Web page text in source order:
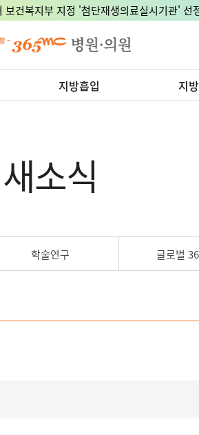
건복지부 지정 '첨단재생의료실시기관' 선
지방흡입 지
새소식
학술연구 글로벌